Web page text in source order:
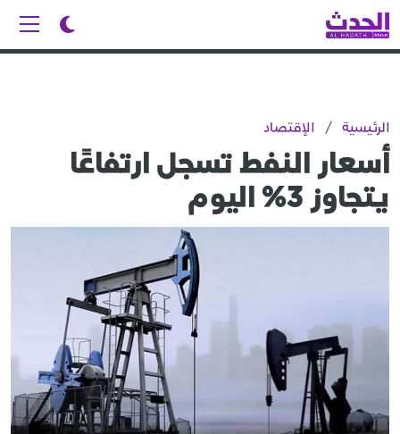
الرئيسية / الإقتصاد
أسعار النفط تسجل ارتفاعًا
يتجاوز 3% اليوم